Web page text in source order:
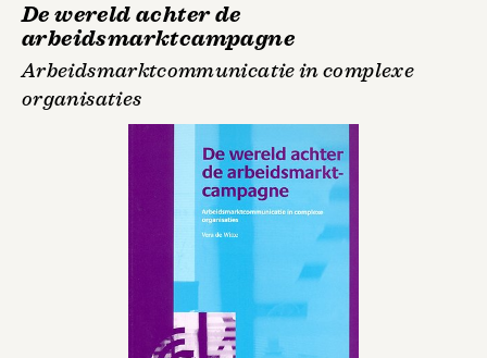
De wereld achter de
arbeidsmarktcampagne
Arbeidsmarktcommunicatie in complexe
organisaties